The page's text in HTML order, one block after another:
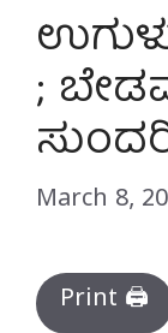
;
March 8,
Print 🖨